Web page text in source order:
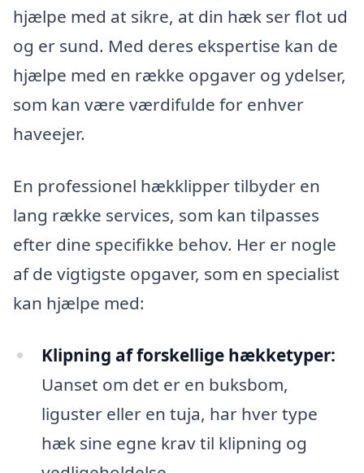
hjælpe med at sikre, at din hæk ser flot ud
og er sund. Med deres ekspertise kan de
hjælpe med en række opgaver og ydelser,
som kan være værdifulde for enhver
haveejer.
En professionel hækklipper tilbyder en
lang række services, som kan tilpasses
efter dine specifikke behov. Her er nogle
af de vigtigste opgaver, som en specialist
kan hjælpe med:
Klipning af forskellige hækketyper:
Uanset om det er en buksbom,
liguster eller en tuja, har hver type
hæk sine egne krav til klipning og